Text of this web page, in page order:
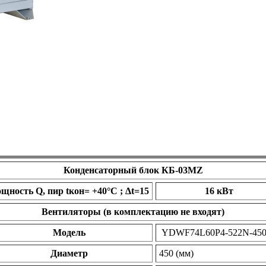
Конденсаторный блок КБ-03МZ
Q, пир tкон= +40°С ; Δt=15 16 кВт
Вентиляторы (в комплектацию не входят)
Модель YDWF74L60P4-522N-
Диаметр 450 (мм)